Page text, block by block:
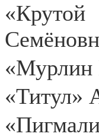
«Мурлин
«Титул»